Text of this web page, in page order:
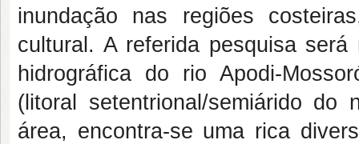
inundação nas regiões
cultural. A referida pesquisa
hidrográfica do rio Apodi-
(litoral setentrional/semiárido
área, encontra-se uma rica